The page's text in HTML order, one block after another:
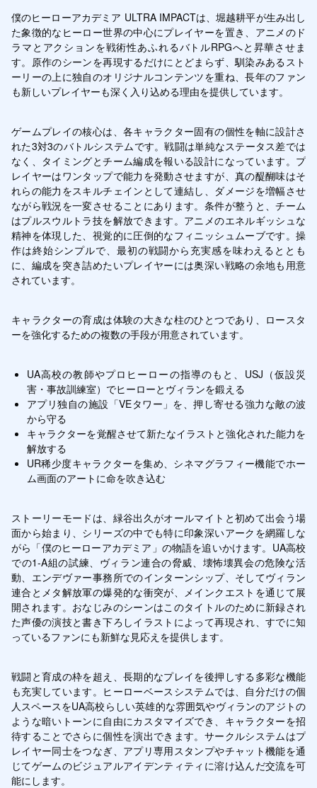
僕のヒーローアカデミア ULTRA IMPACTは、堀越耕平が生み出し
た象徴的なヒーロー世界の中心にプレイヤーを置き、アニメのド
ラマとアクションを戦術性あふれるバトルRPGへと昇華させま
す。原作のシーンを再現するだけにとどまらず、馴染みあるスト
ーリーの上に独自のオリジナルコンテンツを重ね、長年のファン
も新しいプレイヤーも深く入り込める理由を提供しています。
ゲームプレイの核心は、各キャラクター固有の個性を軸に設計さ
れた3対3のバトルシステムです。戦闘は単純なステータス差では
なく、タイミングとチーム編成を報いる設計になっています。プ
レイヤーはワンタップで能力を発動させますが、真の醍醐味はそ
れらの能力をスキルチェインとして連結し、ダメージを増幅させ
ながら戦況を一変させることにあります。条件が整うと、チーム
はプルスウルトラ技を解放できます。アニメのエネルギッシュな
精神を体現した、視覚的に圧倒的なフィニッシュムーブです。操
作は終始シンプルで、最初の戦闘から充実感を味わえるととも
に、編成を突き詰めたいプレイヤーには奥深い戦略の余地も用意
されています。
キャラクターの育成は体験の大きな柱のひとつであり、ロースタ
ーを強化するための複数の手段が用意されています。
UA高校の教師やプロヒーローの指導のもと、USJ（仮設災
害・事故訓練室）でヒーローとヴィランを鍛える
アプリ独自の施設「VEタワー」を、押し寄せる強力な敵の波
から守る
キャラクターを覚醒させて新たなイラストと強化された能力を
解放する
UR稀少度キャラクターを集め、シネマグラフィー機能でホー
ム画面のアートに命を吹き込む
ストーリーモードは、緑谷出久がオールマイトと初めて出会う場
面から始まり、シリーズの中でも特に印象深いアークを網羅しな
がら「僕のヒーローアカデミア」の物語を追いかけます。UA高校
での1-A組の試練、ヴィラン連合の脅威、壊怖壊異会の危険な活
動、エンデヴァー事務所でのインターンシップ、そしてヴィラン
連合とメタ解放軍の爆発的な衝突が、メインクエストを通じて展
開されます。おなじみのシーンはこのタイトルのために新録され
た声優の演技と書き下ろしイラストによって再現され、すでに知
っているファンにも新鮮な見応えを提供します。
戦闘と育成の枠を超え、長期的なプレイを後押しする多彩な機能
も充実しています。ヒーローベースシステムでは、自分だけの個
人スペースをUA高校らしい英雄的な雰囲気やヴィランのアジトの
ような暗いトーンに自由にカスタマイズでき、キャラクターを招
待することでさらに個性を演出できます。サークルシステムはプ
レイヤー同士をつなぎ、アプリ専用スタンプやチャット機能を通
じてゲームのビジュアルアイデンティティに溶け込んだ交流を可
能にします。